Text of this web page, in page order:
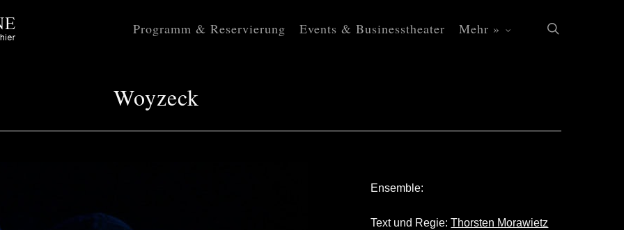
Programm & Reservierung Events & Businesstheater Mehr »
Woyzeck
Ensemble:
Text und Regie:Thorsten Morawietz